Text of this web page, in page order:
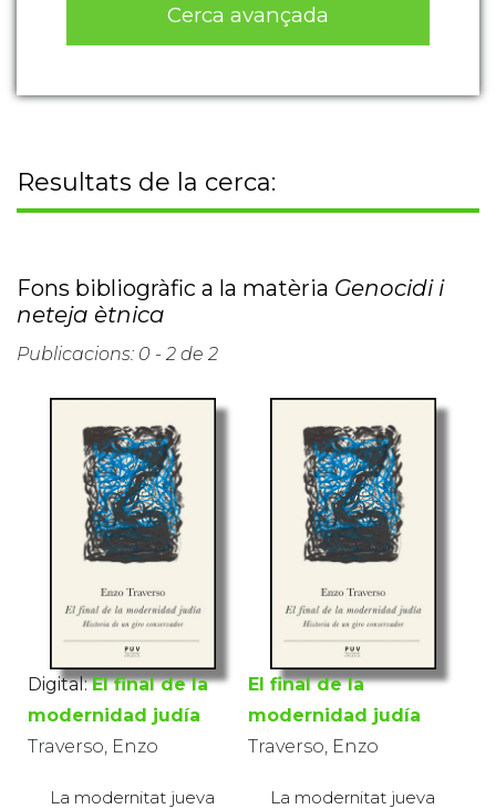
Cerca avançada
Resultats de la cerca:
Fons bibliogràfic a la matèria Genocidi i
neteja ètnica
Publicacions: 0 - 2 de 2
Digital: El final de la
modernidad judía
Traverso, Enzo
La modernitat jueva
El final de la
modernidad judía
Traverso, Enzo
La modernitat jueva